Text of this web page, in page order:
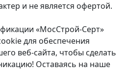
и не является офертой.
«МосСтрой-Серт»
для обеспечения
веб-сайта, чтобы сделать
Оставаясь на наше